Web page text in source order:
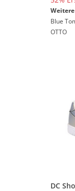
Blue
OTTO
DC